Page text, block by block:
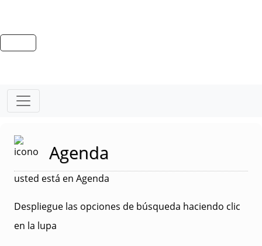
Agenda
usted está en Agenda
Despliegue las opciones de búsqueda haciendo clic
en la lupa